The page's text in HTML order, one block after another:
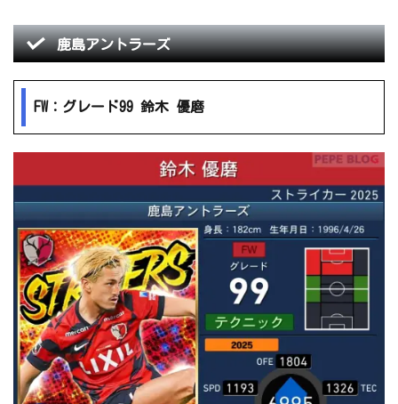
鹿島アントラーズ
FW：グレード99 鈴木 優磨